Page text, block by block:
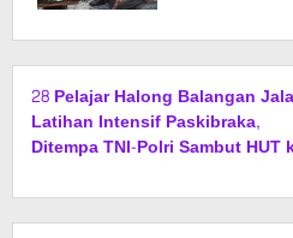
28 Pelajar Halong Balangan
Latihan Intensif Paskibraka,
Ditempa TNI-Polri Sambut HUT